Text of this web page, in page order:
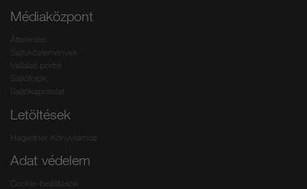
Médiaközpont
Áttekintés
Sajtóközlemények
Vállalati portré
Sajtófotók
Sajtókapcsolat
Letöltések
Hagleitner Könyvtárhoz
Adat védelem
Cookie-beállítások